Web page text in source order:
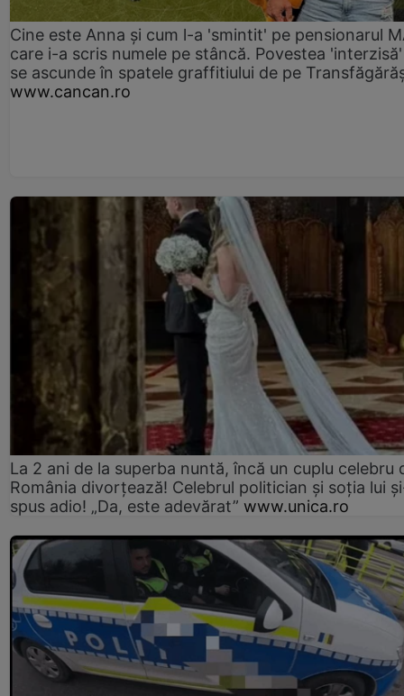
Cine este Anna și cum l-a 'smintit' pe pensionarul
care i-a scris numele pe stâncă. Povestea
se ascunde în spatele graffitiului de pe
www.cancan.ro
La 2 ani de la superba nuntă, încă un cuplu celebru
România divorțează! Celebrul politician și soția lui
spus adio! „Da, este adevărat” www.unica.ro